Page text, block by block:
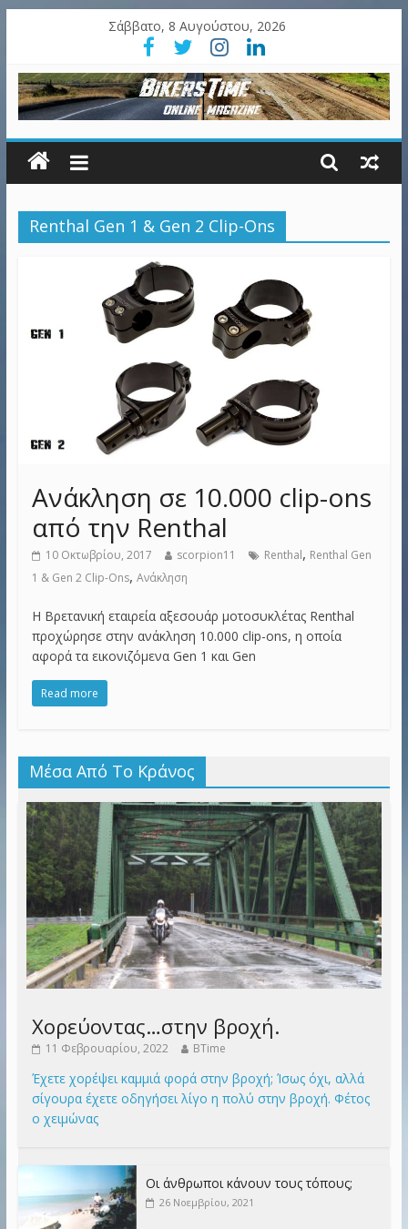
Σάββατο, 8 Αυγούστου, 2026
Renthal Gen 1 & Gen 2 Clip-Ons
Ανάκληση σε 10.000 clip-ons
από την Renthal
10 Οκτωβρίου, 2017 scorpion11 Renthal, Renthal Gen
1 & Gen 2 Clip-Ons, Ανάκληση
Η Βρετανική εταιρεία αξεσουάρ μοτοσυκλέτας Renthal
προχώρησε στην ανάκληση 10.000 clip-ons, η οποία
αφορά τα εικονιζόμενα Gen 1 και Gen
Read more
Μέσα Από Το Κράνος
Χορεύοντας…στην βροχή.
11 Φεβρουαρίου, 2022 BTime
Έχετε χορέψει καμμιά φορά στην βροχή; Ίσως όχι, αλλά
σίγουρα έχετε οδηγήσει λίγο η πολύ στην βροχή. Φέτος
ο χειμώνας
Οι άνθρωποι κάνουν τους τόπους;
26 Νοεμβρίου, 2021